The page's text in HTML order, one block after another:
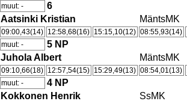
muut: -
6
Aatsinki Kristian MäntsMK
09:00,43(14) 12:58,68(16) 15:15,10(12) 08:55,93(14)
muut: - 5 NP
Juhola Albert MäntsMK
09:10,66(18) 12:57,54(15) 15:29,49(13) 08:54,01(13)
muut: - 4 NP
Kokkonen Henrik SsMK